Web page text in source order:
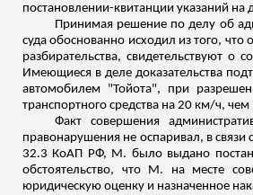
постановлении-квитанции указаний на
Принимая решение по делу об
суда обоснованно исходил из того,
разбирательства, свидетельствуют
Имеющиеся в деле доказательства
автомобилем "Тойота", при
транспортного средства на 20 км/ч,
Факт совершения
правонарушения не оспаривал, в связи
32.3 КоАП РФ, М. было выдано
обстоятельство, что М. на месте
юридическую оценку и назначенное